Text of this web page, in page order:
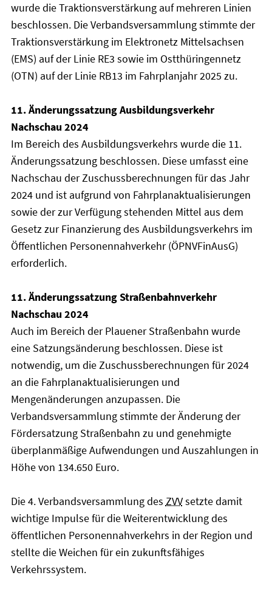
wurde die Traktionsverstärkung auf mehreren Linien
beschlossen. Die Verbandsversammlung stimmte der
Traktionsverstärkung im Elektronetz Mittelsachsen
(EMS) auf der Linie RE3 sowie im Ostthüringennetz
(OTN) auf der Linie RB13 im Fahrplanjahr 2025 zu.
11. Änderungssatzung Ausbildungsverkehr
Nachschau 2024
Im Bereich des Ausbildungsverkehrs wurde die 11.
Änderungssatzung beschlossen. Diese umfasst eine
Nachschau der Zuschussberechnungen für das Jahr
2024 und ist aufgrund von Fahrplanaktualisierungen
sowie der zur Verfügung stehenden Mittel aus dem
Gesetz zur Finanzierung des Ausbildungsverkehrs im
Öffentlichen Personennahverkehr (ÖPNVFinAusG)
erforderlich.
11. Änderungssatzung Straßenbahnverkehr
Nachschau 2024
Auch im Bereich der Plauener Straßenbahn wurde
eine Satzungsänderung beschlossen. Diese ist
notwendig, um die Zuschussberechnungen für 2024
an die Fahrplanaktualisierungen und
Mengenänderungen anzupassen. Die
Verbandsversammlung stimmte der Änderung der
Fördersatzung Straßenbahn zu und genehmigte
überplanmäßige Aufwendungen und Auszahlungen in
Höhe von 134.650 Euro.
Die 4. Verbandsversammlung des ZVVsetzte damit
wichtige Impulse für die Weiterentwicklung des
öffentlichen Personennahverkehrs in der Region und
stellte die Weichen für ein zukunftsfähiges
Verkehrssystem.